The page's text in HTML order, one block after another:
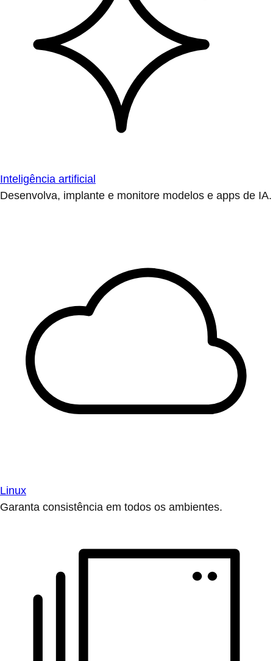
Inteligência artificial
Desenvolva, implante e monitore modelos e apps de IA.
Linux
Garanta consistência em todos os ambientes.